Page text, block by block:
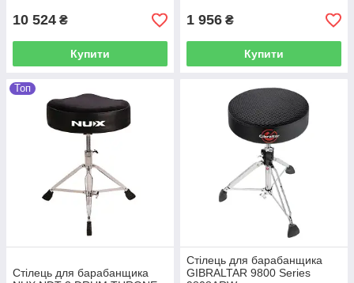
10 524 ₴
Купити
1 956 ₴
Купити
Топ
Стілець для барабанщика
Стілець для барабанщика
GIBRALTAR 9800 Series